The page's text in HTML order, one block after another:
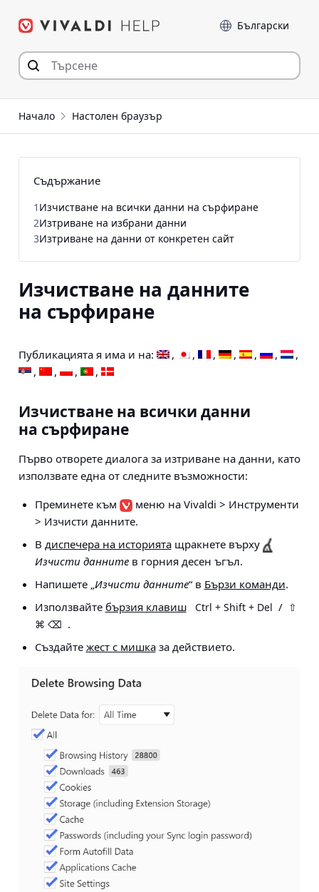
към съдържанието
Език
Начало Настолен браузър
Изчистване на данните
на сърфиране
Публикацията я има и на:
Изчистване на всички данни
на сърфиране
Първо отворете диалога за изтриване на данни, като
използвате една от следните възможности:
Преминете към
меню на Vivaldi > Инструменти
> Изчисти данните.
В диспечера на историятащракнете върху
Изчисти даннитев горния десен ъгъл.
Напишете „Изчисти данните“ в Бързи команди.
Използвайте бързия клавиш Ctrl + Shift + Del / ⇧
⌘ ⌫ .
Създайте жест с мишказа действието.
Съдържание
1 Изчистване на всички данни на сърфиране
2Изтриване на избрани данни
3Изтриване на данни от конкретен сайт